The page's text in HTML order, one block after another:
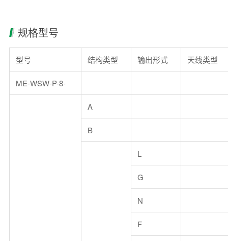
规格型号
型号 结构类型 输出形式 天线类型
ME-WSW-P-8-
A
B
L
G
N
F